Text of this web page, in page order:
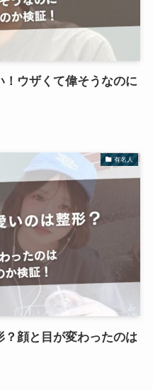
ウザくて偉そうなのに
有名人
顔と目が変わったのは